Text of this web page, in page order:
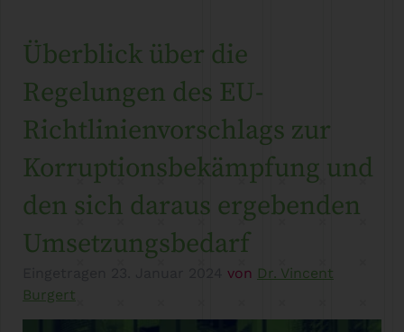
Überblick über die
Regelungen des EU-
Richtlinienvorschlags zur
Korruptionsbekämpfung und
den sich daraus ergebenden
Umsetzungsbedarf
von Dr. Vincent
Burgert